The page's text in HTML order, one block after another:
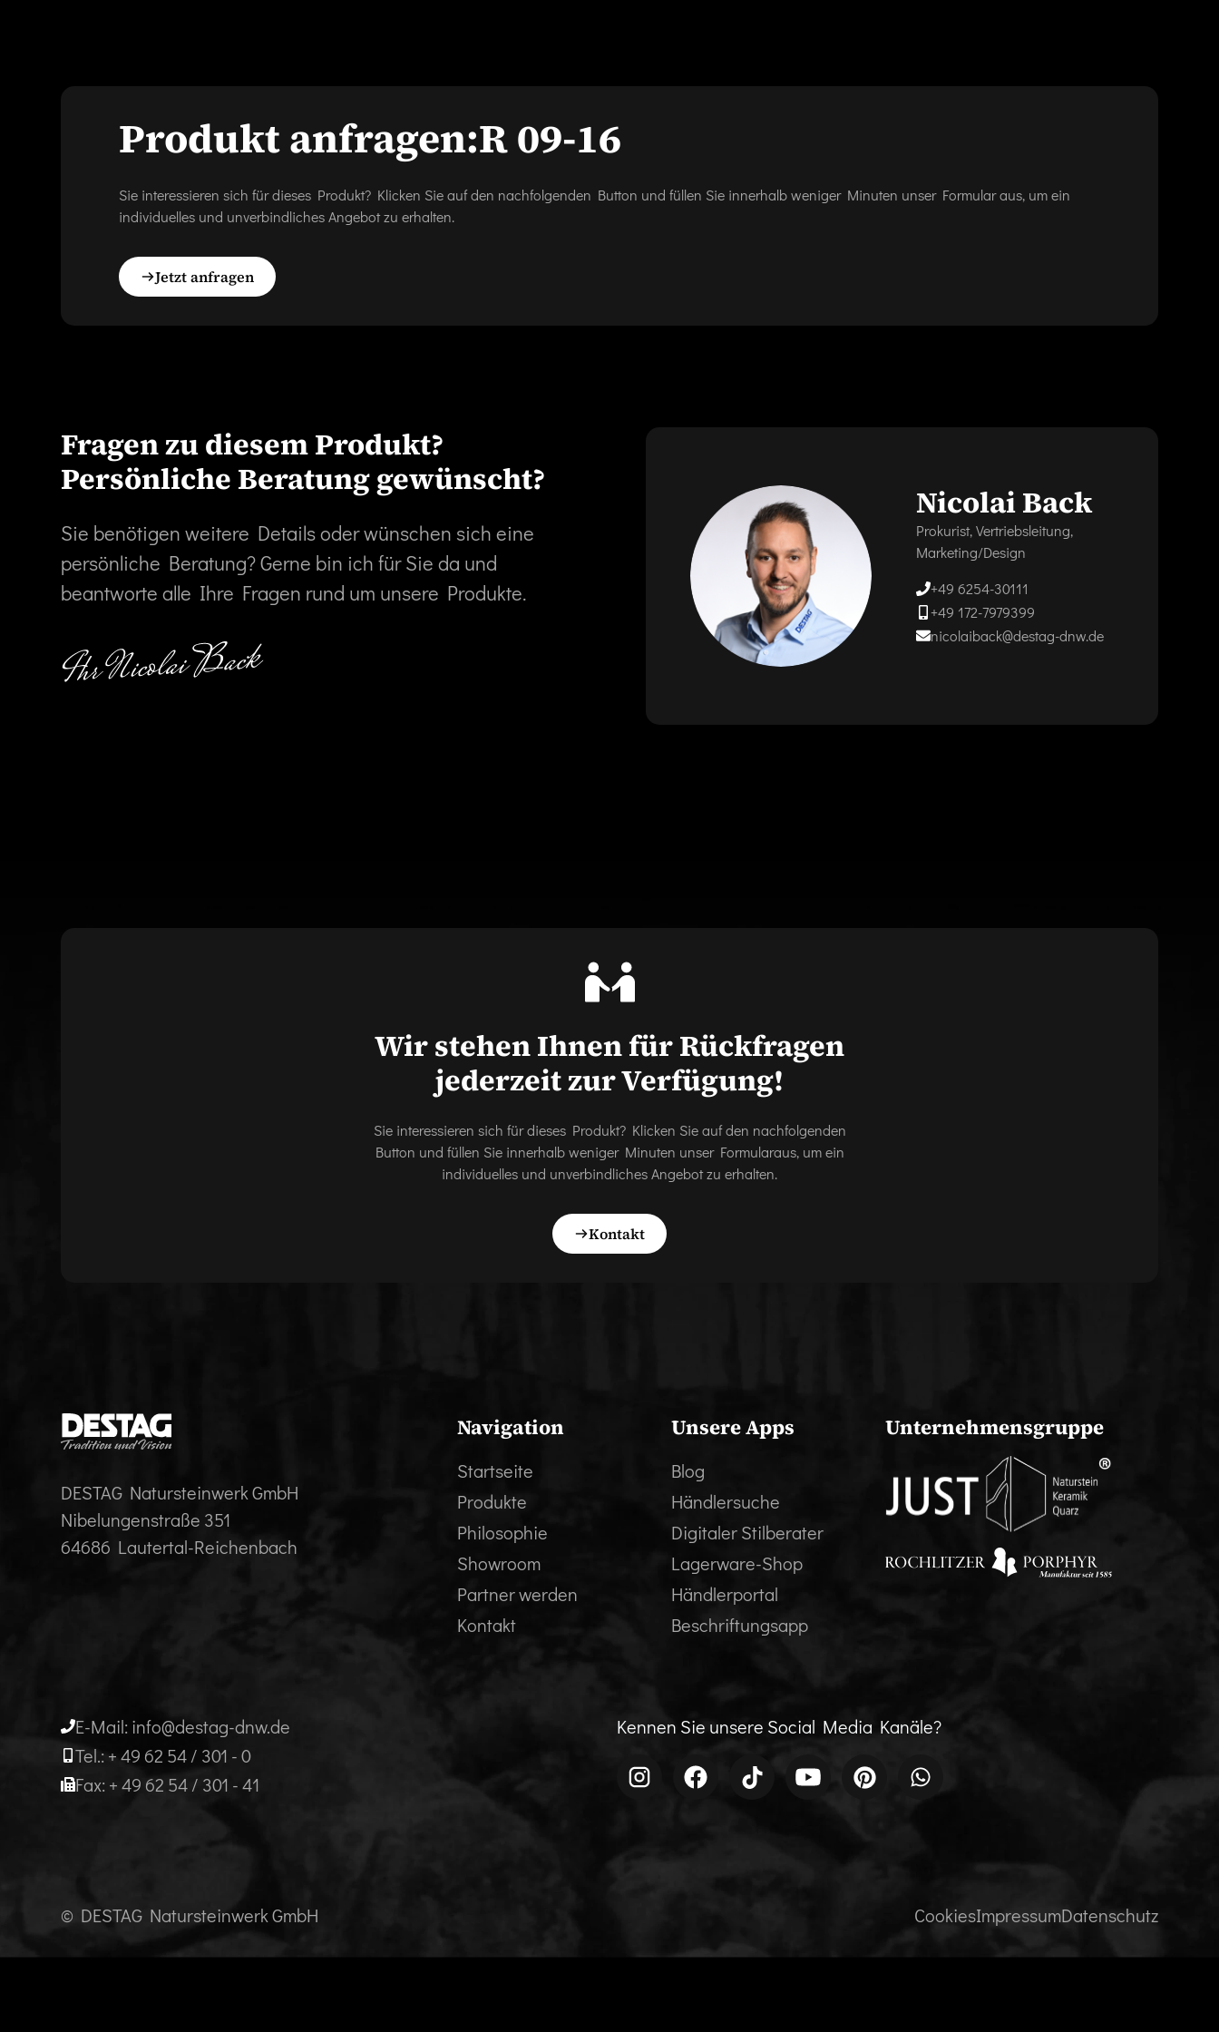
Produkt anfragen:R 09-16
Sie interessieren sich für dieses Produkt? Klicken Sie auf den nachfolgenden Button und füllen Sie innerhalb weniger Minuten unser Formular aus, um ein
individuelles und unverbindliches Angebot zu erhalten.
Jetzt anfragen
Fragen zu diesem Produkt?
Persönliche Beratung gewünscht?
Sie benötigen weitere Details oder wünschen sich eine
persönliche Beratung? Gerne bin ich für Sie da und
beantworte alle Ihre Fragen rund um unsere Produkte.
Nicolai Back
Prokurist, Vertriebsleitung,
Marketing/Design
+49 6254-30111
+49 172-7979399
nicolaiback@destag-dnw.de
Wir stehen Ihnen für Rückfragen
jederzeit zur Verfügung!
Sie interessieren sich für dieses Produkt? Klicken Sie auf den nachfolgenden
Button und füllen Sie innerhalb weniger Minuten unser Formularaus, um ein
individuelles und unverbindliches Angebot zu erhalten.
Kontakt
DESTAG Natursteinwerk GmbH
Nibelungenstraße 351
64686 Lautertal-Reichenbach
Navigation
Startseite
Produkte
Philosophie
Showroom
Partner werden
Kontakt
Unsere Apps
Blog
Händlersuche
Digitaler Stilberater
Lagerware-Shop
Händlerportal
Beschriftungsapp
Unternehmensgruppe
E-Mail: info@destag-dnw.de
Tel.: + 49 62 54 / 301 - 0
Fax: + 49 62 54 / 301 - 41
Kennen Sie unsere Social Media Kanäle?
© DESTAG Natursteinwerk GmbH CookiesImpressumDatenschutz